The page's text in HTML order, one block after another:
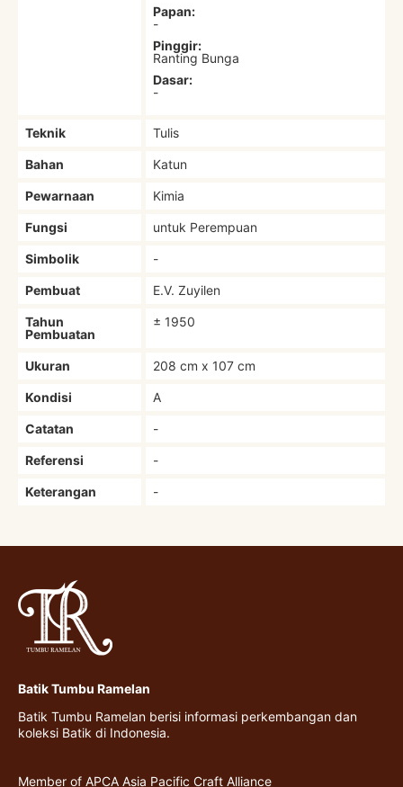
Papan:
-
Pinggir:
Ranting Bunga
Dasar:
-
Teknik Tulis
Bahan Katun
Pewarnaan Kimia
Fungsi untuk Perempuan
Simbolik -
Pembuat E.V. Zuyilen
Tahun
Pembuatan
± 1950
Ukuran 208 cm x 107 cm
Kondisi A
Catatan -
Referensi -
Keterangan -
Batik Tumbu Ramelan
Batik Tumbu Ramelan berisi informasi perkembangan dan
koleksi Batik di Indonesia.
Member of APCA Asia Pacific Craft Alliance